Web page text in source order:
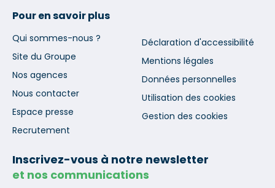
Pour en savoir plus
Qui sommes-nous ?
Site du Groupe
Nos agences
Nous contacter
Espace presse
Recrutement
Déclaration d'accessibilité
Mentions légales
Données personnelles
Utilisation des cookies
Gestion des cookies
Inscrivez-vous à notre newsletter
et nos communications